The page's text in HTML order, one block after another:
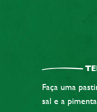
Faça uma
sal e a